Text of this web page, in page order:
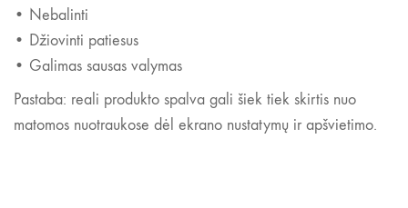
• Nebalinti
• Džiovinti patiesus
• Galimas sausas valymas
Pastaba: reali produkto spalva gali šiek tiek skirtis nuo
matomos nuotraukose dėl ekrano nustatymų ir apšvietimo.